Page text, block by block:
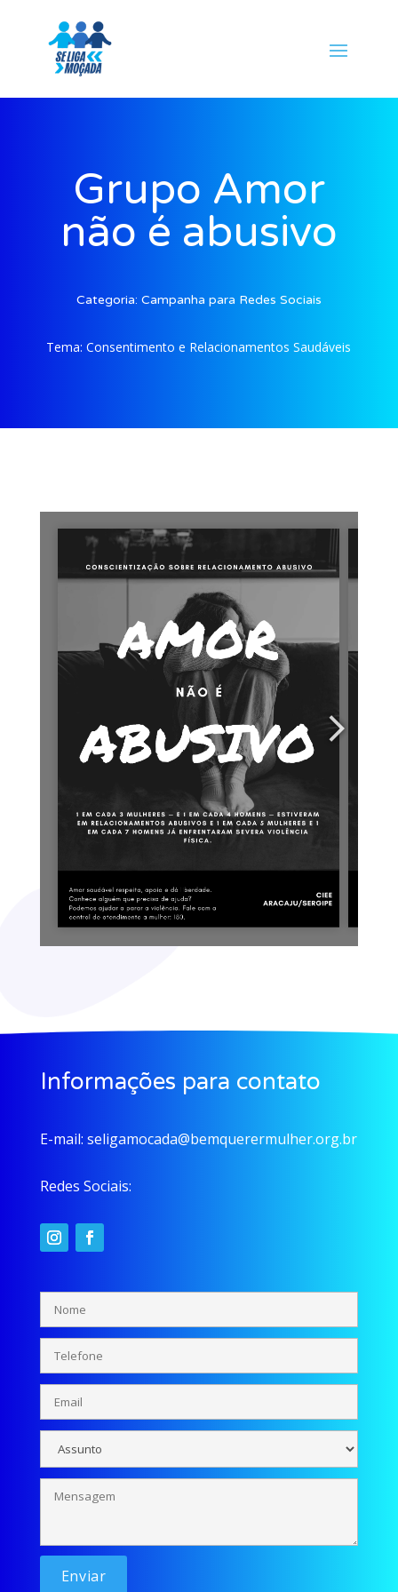
Grupo Amor
não é abusivo
Categoria: Campanha para Redes Sociais
Tema:Consentimento e Relacionamentos Saudáveis
Informações para contato
E-mail: seligamocada@bemquerermulher.org.br
Redes Sociais: